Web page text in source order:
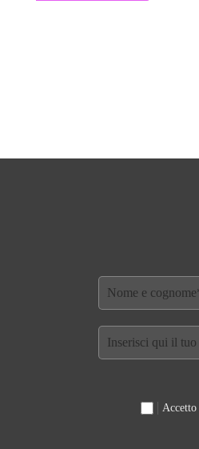
Accetto